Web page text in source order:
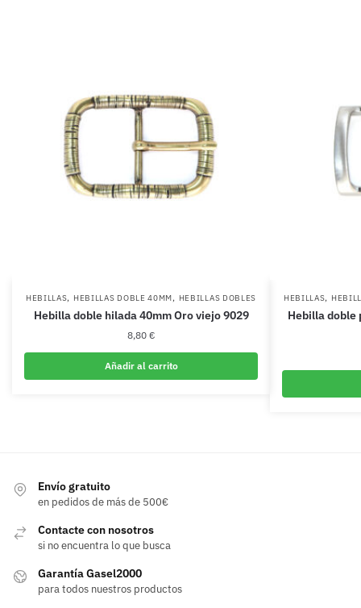
HEBILLAS, HEBILLAS DOBLE 40MM, HEBILLAS DOBLES
Hebilla doble hilada 40mm Oro viejo 9029
8,80 €
Añadir al carrito
HEBILLAS,
Hebilla doble
Envío gratuito
en pedidos de más de 500€
Contacte con nosotros
si no encuentra lo que busca
Garantía Gasel2000
para todos nuestros productos